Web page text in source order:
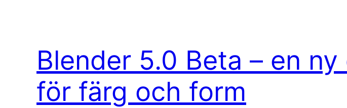
Blender 5.0 Beta – en ny
för färg och form